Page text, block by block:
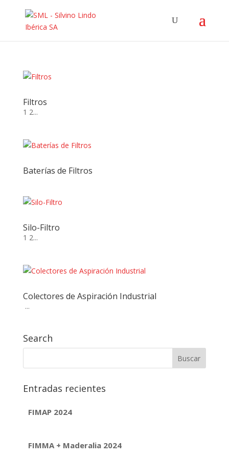
Filtros
1 2...
Baterías de Filtros
Silo-Filtro
1 2...
Colectores de Aspiración Industrial
...
Search
Entradas recientes
FIMAP 2024
FIMMA + Maderalia 2024